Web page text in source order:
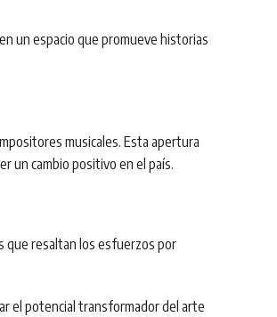
un espacio que promueve historias
musicales. Esta apertura
un cambio positivo en el país.
que resaltan los esfuerzos por
el potencial transformador del arte